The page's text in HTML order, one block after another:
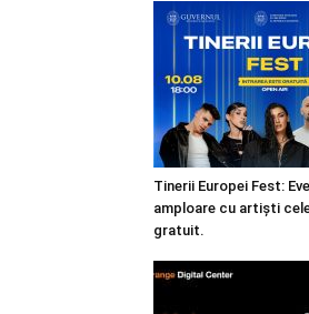
Tinerii Europei Fest:
amploare cu artiști
gratuit.